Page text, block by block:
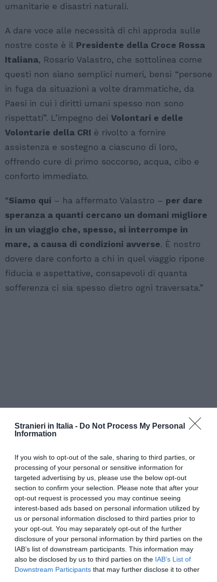
Stranieri in Italia - Do Not Process My Personal
Information
If you wish to opt-out of the sale, sharing to third parties, or
processing of your personal or sensitive information for
targeted advertising by us, please use the below opt-out
section to confirm your selection. Please note that after your
opt-out request is processed you may continue seeing
interest-based ads based on personal information utilized by
us or personal information disclosed to third parties prior to
your opt-out. You may separately opt-out of the further
disclosure of your personal information by third parties on the
IAB’s list of downstream participants. This information may
also be disclosed by us to third parties on the IAB’s List of
Downstream Participants that may further disclose it to other
umanitarie e disastri naturali.
A dare voce alle necessità di chi approda sulle
nostre coste è il Presidente della Croce Rossa
Italiana, Rosario Valastro, che sottolinea come
questi non siano semplici numeri, bensì “persone
in fuga da situazioni a volte drammatiche, da
Paesi in cui i diritti umani spesso non sono
rispettati”. L’impegno dei Volontari e delle
Volontarie della CRI è rivolto a fornire
assistenza e sostegno a ciascuno di loro,
offrendo cure di primo soccorso, acqua, cibo e
conforto immediato.
“Siamo qui – ha affermato Valastro – per dare
speranza a quanti cercano un domani migliore
in un viaggio che, spesso, si interrompe in
mare, a causa di condizioni avverse. È nostro
dovere dare conforto a chi in quel viaggio ripone
fiducia e aspettative, consapevoli di quanta
sofferenza ci sia spesso dietro ogni traversata.”
L’impegno della Croce Rossa Italiana non si
limita a Lampedusa, ma si estende a tutti i porti
del Paese, dove ogni giorno il personale e i